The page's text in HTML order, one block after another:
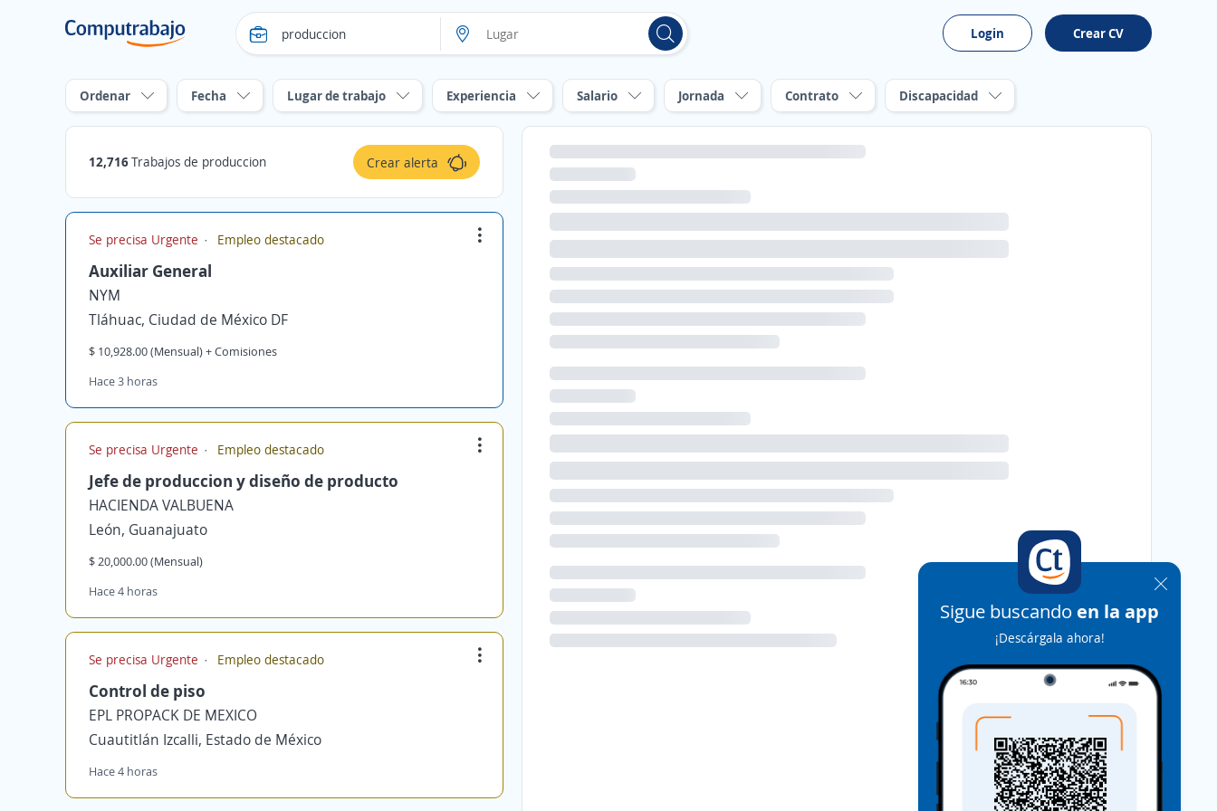
Login Crear CV
Ordenar Fecha Lugar de trabajo Experiencia Salario Jornada Contrato Discapacidad
12,716Trabajos de produccion Crear alerta
Se precisa Urgente Empleo destacado
Auxiliar General
NYM
Tláhuac, Ciudad de México DF
$ 10,928.00 (Mensual) + Comisiones
Hace 3 horas
Se precisa Urgente Empleo destacado
Jefe de produccion y diseño de producto
HACIENDA VALBUENA
León, Guanajuato
$ 20,000.00 (Mensual)
Hace 4 horas
Se precisa Urgente Empleo destacado
Control de piso
EPL PROPACK DE MEXICO
Cuautitlán Izcalli, Estado de México
Hace 4 horas
Sigue buscando en la app
¡Descárgala ahora!